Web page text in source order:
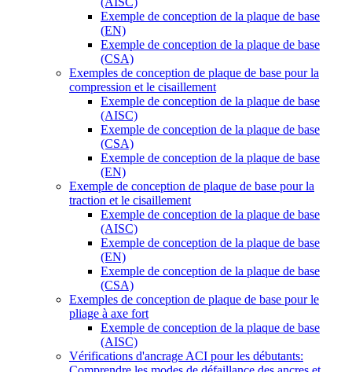
Exemple de conception de la plaque de base
(EN)
Exemple de conception de la plaque de base
(CSA)
Exemples de conception de plaque de base pour la
compression et le cisaillement
Exemple de conception de la plaque de base
(AISC)
Exemple de conception de la plaque de base
(CSA)
Exemple de conception de la plaque de base
(EN)
Exemple de conception de plaque de base pour la
traction et le cisaillement
Exemple de conception de la plaque de base
(AISC)
Exemple de conception de la plaque de base
(EN)
Exemple de conception de la plaque de base
(CSA)
Exemples de conception de plaque de base pour le
pliage à axe fort
Exemple de conception de la plaque de base
(AISC)
Vérifications d'ancrage ACI pour les débutants: